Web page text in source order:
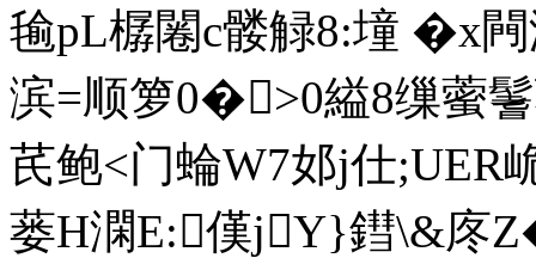
毺pL樼闂c髅觮8:墥 �x
滨=顺箩0�>0縊8缫
芪鲍<门蜦W7邚j仕
蒌H澖E:傼jY}鏏\&庝